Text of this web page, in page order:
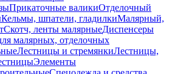
Прикаточные валикиОтделочный
Кельмы, шпатели, гладилкиМалярный,
Скотч, ленты малярныеДиспенсеры
малярных, отделочных
Лестницы и стремянкиЛестницы,
Элементы